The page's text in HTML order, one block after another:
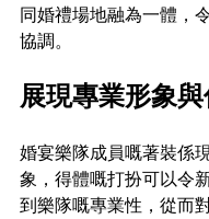
同婚禮場地融為一體，
協調。
展現專業形象
婚宴樂隊成員嘅著裝係
象，得體嘅打扮可以令
到樂隊嘅專業性，從而